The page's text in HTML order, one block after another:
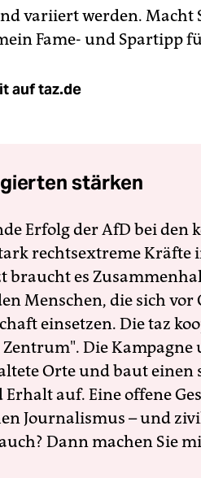
variiert werden. Macht
Fame- und Spartipp
auf taz.de
stärken
Erfolg der AfD bei den
rechtsextreme Kräfte
braucht es
Menschen, die sich vor
einsetzen. Die taz
Die
Orte und baut
Erhalt auf. Eine offene
Journalismus – und
Dann machen Sie